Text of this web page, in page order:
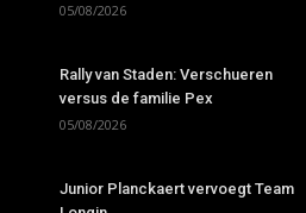
05/08/2026
Rally van Staden: Verschueren
versus de familie Pex
05/08/2026
Junior Planckaert vervoegt Team